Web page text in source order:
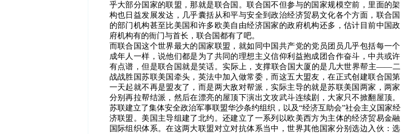
乎大部分国家的联盟，那就是联合国。联合国不但参与的国家规模空前，里面的架
构也日益发展发达，几乎囊括从和平与安全到政治经济贸易文化各个方面，联合国
的部门机构甚至比美国和许多欧美自由经济国家的政府机构还多，估计目前中国政
府机构有的衙门与首长，联合国都有了吧。
而联合国这个世界最大的国家联盟，就如同中国共产党的党员团员几乎包括每一个
成年人一样，说他们都是为了共同的理想主义信仰利益抱成团合作奋斗，中共或许
有点谱，但是联合国就是笑话。实际上，支撑联合国大厦的是几大世界帮主——二
战战胜国苏联美国牵头，英法中加入做常委，而这五大盟友，在正式创建联合国第
一天起就不再是盟友了，而是两大敌对帮派，实际主导的就是苏联美国两家，两家
分别再拉帮结派，然后在漂亮的屋顶下演出文攻武斗连续剧，大家只不掀翻屋顶。
苏联建立了集体安全政治军事联盟华沙条约组织，以及“经济互助会”社会主义国家经
济联盟。美国主导组建了北约。还建立了一系列以欧美西方为主体的经济贸易金融
国际组织体系。在这两大联盟对立对抗体系当中，世界其他国家分别选边入伙：选